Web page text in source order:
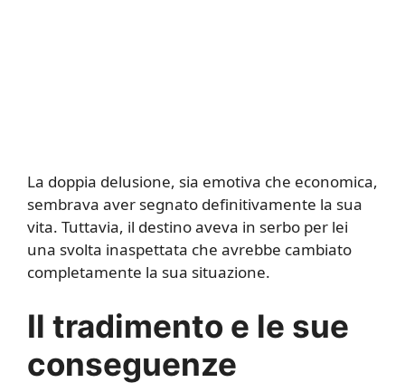
La doppia delusione, sia emotiva che economica,
sembrava aver segnato definitivamente la sua
vita. Tuttavia, il destino aveva in serbo per lei
una svolta inaspettata che avrebbe cambiato
completamente la sua situazione.
Il tradimento e le sue
conseguenze